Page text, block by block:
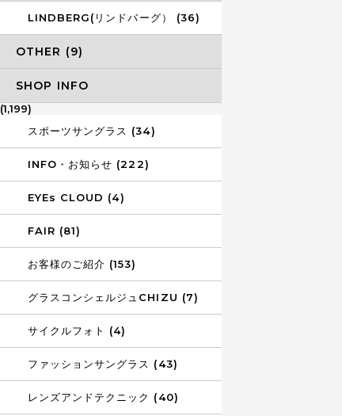
LINDBERG(リンドバーグ） (36)
OTHER (9)
SHOP INFO
(1,199)
スポーツサングラス (34)
INFO・お知らせ (222)
EYEs CLOUD (4)
FAIR (81)
お客様のご紹介 (153)
グラスコンシェルジュCHIZU (7)
サイクルフォト (4)
ファッションサングラス (43)
レンズアンドテクニック (40)